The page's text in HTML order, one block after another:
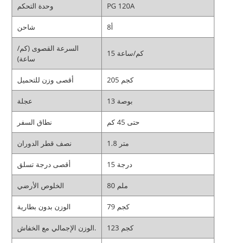
وحدة التحكم PG 120A
شاحن 8أ
السرعة القصوى (كم/
ساعة)
15 كم/ساعة
أقصى وزن للتحميل 205 كجم
عجلة 13 بوصة
نطاق السفر حتى 45 كم
نصف قطر الدوران 1.8 متر
أقصى درجة تسلق 15 درجة
الخلوص الأرضي 80 ملم
الوزن بدون بطارية 79 كجم
الوزن الإجمالي مع الخفاش. 123 كجم